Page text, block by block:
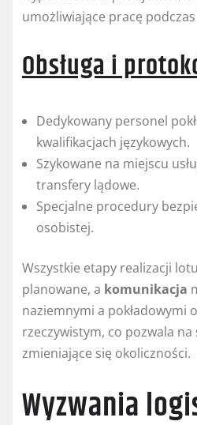
umożliwiające pracę
Obsługa i
Dedykowany personel
kwalifikacjach językowych.
Szykowane na miejscu
transfery lądowe.
Specjalne procedury
osobistej.
Wszystkie etapy realizacji
planowane, a komunikacja
naziemnymi a pokładowymi
rzeczywistym, co pozwala na
zmieniające się okoliczności.
Wyzwania